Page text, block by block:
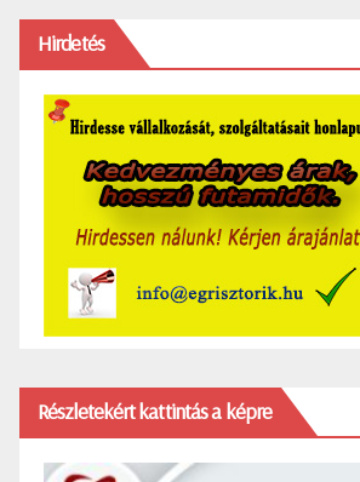
Hirdetés
Részletekért kattintás a képre